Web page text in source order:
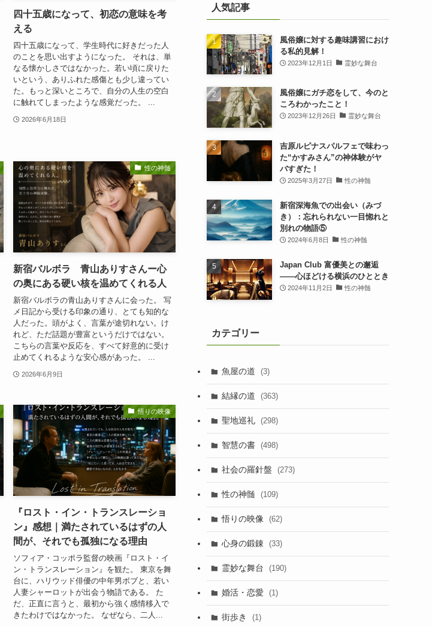
四十五歳になって、初恋の意味を考
える
四十五歳になって、学生時代に好きだった人
のことを思い出すようになった。 それは、単
なる懐かしさではなかった。若い頃に戻りた
いという、ありふれた感傷とも少し違ってい
た。もっと深いところで、自分の人生の空白
に触れてしまったような感覚だった。 ...
2026年6月18日
性の神髄
新宿バルボラ 青山ありすさんー心
の奥にある硬い核を温めてくれる人
新宿バルボラの青山ありすさんに会った。 写
メ日記から受ける印象の通り、とても知的な
人だった。頭がよく、言葉が途切れない。け
れど、ただ話題が豊富というだけではない。
こちらの言葉や反応を、すべて好意的に受け
止めてくれるような安心感があった。 ...
2026年6月9日
悟りの映像
『ロスト・イン・トランスレーショ
ン』感想｜満たされているはずの人
間が、それでも孤独になる理由
ソフィア・コッポラ監督の映画『ロスト・イ
ン・トランスレーション』を観た。 東京を舞
台に、ハリウッド俳優の中年男ボブと、若い
人妻シャーロットが出会う物語である。 た
だ、正直に言うと、最初から強く感情移入で
きたわけではなかった。 なぜなら、二人...
人気記事
風俗嬢に対する趣味講習におけ
る私的見解！
2023年12月1日 霊妙な舞台
風俗嬢にガチ恋をして、今のと
ころわかったこと！
2023年12月26日 霊妙な舞台
吉原ルピナスパルフェで味わっ
た“かすみさん”の神体験がヤ
バすぎた！
2025年3月27日 性の神髄
新宿深海魚での出会い（みづ
き）：忘れられない一目惚れと
別れの物語⑤
2024年6月8日 性の神髄
Japan Club 富優美との邂逅
――心ほどける横浜のひととき
2024年11月2日 性の神髄
カテゴリー
魚屋の道 (3)
結縁の道 (363)
聖地巡礼 (298)
智慧の書 (498)
社会の羅針盤 (273)
性の神髄 (109)
悟りの映像 (62)
心身の鍛錬 (33)
霊妙な舞台 (190)
婚活・恋愛 (1)
街歩き (1)